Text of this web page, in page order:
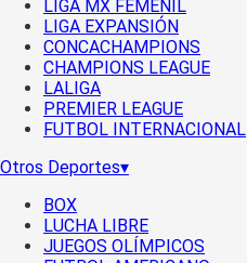
LIGA MX FEMENIL
LIGA EXPANSIÓN
CONCACHAMPIONS
CHAMPIONS LEAGUE
LALIGA
PREMIER LEAGUE
FUTBOL INTERNACIONAL
Otros Deportes▾
BOX
LUCHA LIBRE
JUEGOS OLÍMPICOS